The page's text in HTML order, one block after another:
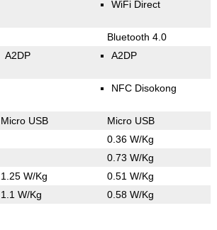
WiFi Direct
Bluetooth 4.0
A2DP A2DP
NFC Disokong
Micro USB Micro USB
0.36 W/Kg
0.73 W/Kg
1.25 W/Kg 0.51 W/Kg
1.1 W/Kg 0.58 W/Kg